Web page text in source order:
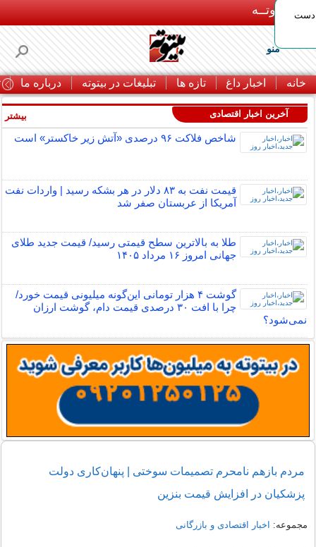
بـیتوتــه
منو
خانه اخبار داغ تازه ها تبلیغات در بیتوته درباره ما
دست
آخرین اخبار اقتصادی
شاخص فلاکت ۹۶ درصدی «آتش زیر خاکستر» است
قیمت نفت به ۸۳ دلار در هر بشکه رسید | واردات نفت
آمریکا از عربستان صفر شد
طلا به بالاترین سطح قیمتی رسید/ قیمت جدید طلای
جهانی امروز ۱۶ مرداد ۱۴۰۵
گوشت ۴ هزار تومانی این‌گونه میلیونی قیمت خورد/
چرا با افت ۳۰ درصدی قیمت دام، گوشت ارزان
نمی‌شود؟
بیشتر
مردم بازهم نامحرم تصمیمات سوختی | پنهان‌کاری دولت
پزشکیان در افزایش قیمت بنزین
مجموعه: اخبار اقتصادی و بازرگانی